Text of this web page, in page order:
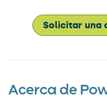
Solicitar una
Acerca de